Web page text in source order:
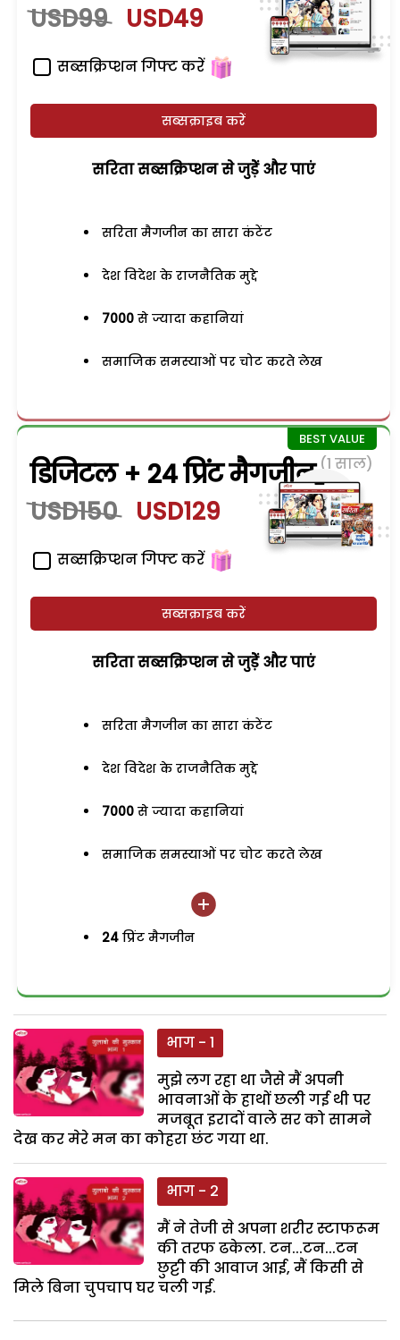
USD99 USD49
सब्सक्रिप्शन गिफ्ट करें
सब्सक्राइब करें
सरिता सब्सक्रिप्शन से जुड़ेें और पाएं
सरिता मैगजीन का सारा कंटेंट
देश विदेश के राजनैतिक मुद्दे
7000 से ज्यादा कहानियां
समाजिक समस्याओं पर चोट करते लेख
डिजिटल + 24 प्रिंट मैगजीन (1 साल)
USD150 USD129
सब्सक्रिप्शन गिफ्ट करें
सब्सक्राइब करें
सरिता सब्सक्रिप्शन से जुड़ेें और पाएं
सरिता मैगजीन का सारा कंटेंट
देश विदेश के राजनैतिक मुद्दे
7000 से ज्यादा कहानियां
समाजिक समस्याओं पर चोट करते लेख
24 प्रिंट मैगजीन
भाग - 1
मुझे लग रहा था जैसे मैं अपनी
भावनाओं के हाथों छली गई थी पर
मजबूत इरादों वाले सर को सामने
देख कर मेरे मन का कोहरा छंट गया था.
भाग - 2
मैं ने तेजी से अपना शरीर स्टाफरूम
की तरफ ढकेला. टन...टन...टन
छुट्टी की आवाज आई, मैं किसी से
मिले बिना चुपचाप घर चली गई.